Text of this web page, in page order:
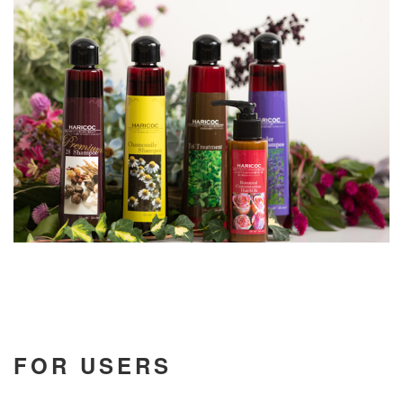
FOR USERS